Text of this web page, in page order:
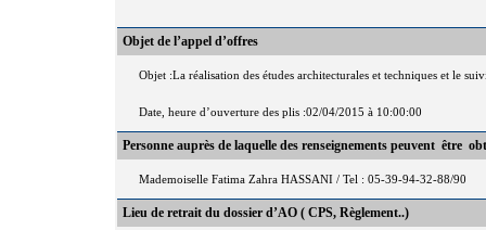
Objet de l’appel d’offres
Objet :La réalisation des études architecturales et techniques et le
Date, heure d’ouverture des plis :02/04/2015 à 10:00:00
Personne auprès de laquelle des renseignements peuvent être
Mademoiselle Fatima Zahra HASSANI / Tel : 05-39-94-32-88/90
Lieu de retrait du dossier d’AO ( CPS, Règlement..)